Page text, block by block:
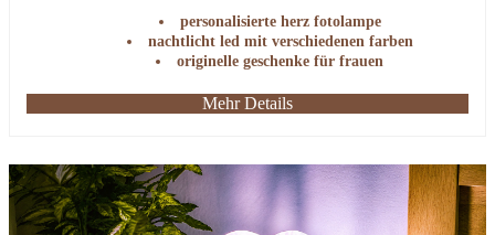
personalisierte herz fotolampe
nachtlicht led mit verschiedenen farben
originelle geschenke für frauen
Mehr Details